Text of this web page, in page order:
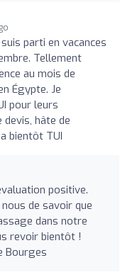
parti en vacances
Tellement
au mois de
Égypte. Je
pour leurs
hâte de
bientôt TUI
positive.
de savoir que
dans notre
revoir bientôt !
Bourges